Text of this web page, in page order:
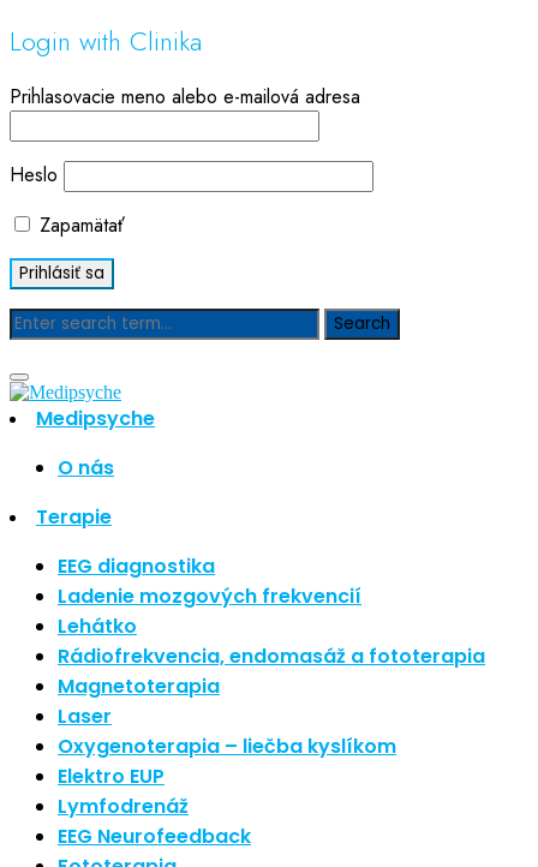
Login with Clinika
Prihlasovacie meno alebo e-mailová adresa
Heslo
Zapamätať
Medipsyche
O nás
Terapie
EEG diagnostika
Ladenie mozgových frekvencií
Lehátko
Rádiofrekvencia, endomasáž a fototerapia
Magnetoterapia
Laser
Oxygenoterapia – liečba kyslíkom
Elektro EUP
Lymfodrenáž
EEG Neurofeedback
Blog
Hľadať
Najnovšie články
Nové polarizované svetlo
So psoriázou netreba žiť
Rozšírenie služieb
Hudba a vývoj mozgu
Najnovšie komentáre
Žiadne komentáre na zobrazenie.
Archív
september 2021